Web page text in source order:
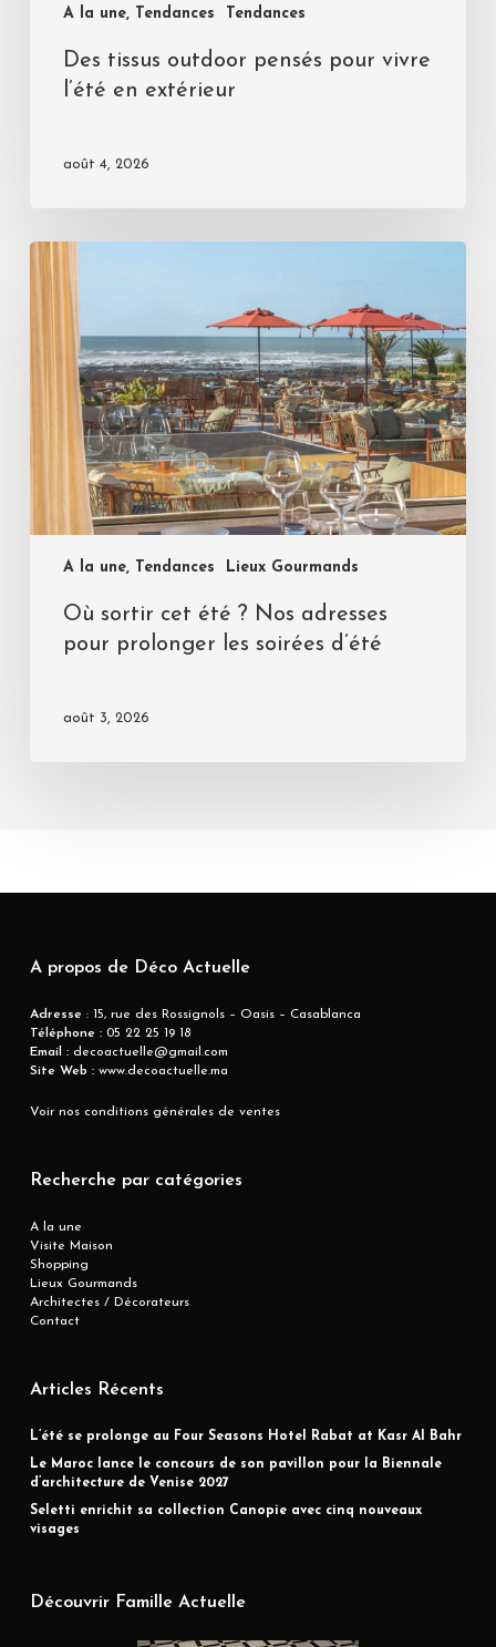
A la une, Tendances Tendances
Des tissus outdoor pensés pour vivre
l’été en extérieur
août 4, 2026
A la une, Tendances Lieux Gourmands
Où sortir cet été ? Nos adresses
pour prolonger les soirées d’été
août 3, 2026
A propos de Déco Actuelle
Adresse : 15, rue des Rossignols – Oasis – Casablanca
Téléphone :05 22 25 19 18
Email :decoactuelle@gmail.com
Site Web :www.decoactuelle.ma
Voir nos conditions générales de ventes
Recherche par catégories
A la une
Visite Maison
Shopping
Lieux Gourmands
Architectes / Décorateurs
Contact
Articles Récents
L’été se prolonge au Four Seasons Hotel Rabat at Kasr Al Bahr
Le Maroc lance le concours de son pavillon pour la Biennale
d’architecture de Venise 2027
Seletti enrichit sa collection Canopie avec cinq nouveaux
visages
Découvrir Famille Actuelle